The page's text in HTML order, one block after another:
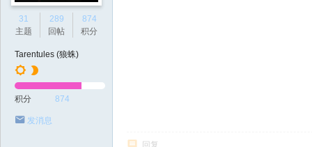
31
主题
289
回帖
874
积分
Tarentules (狼蛛)
积分 874
发消息
回复